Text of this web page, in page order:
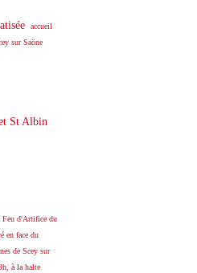
accueil
sur Saöne
St Albin
Feu d'Artifice du
en face du
de Scey sur
à la halte